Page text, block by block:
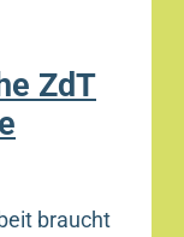
ZdT
braucht